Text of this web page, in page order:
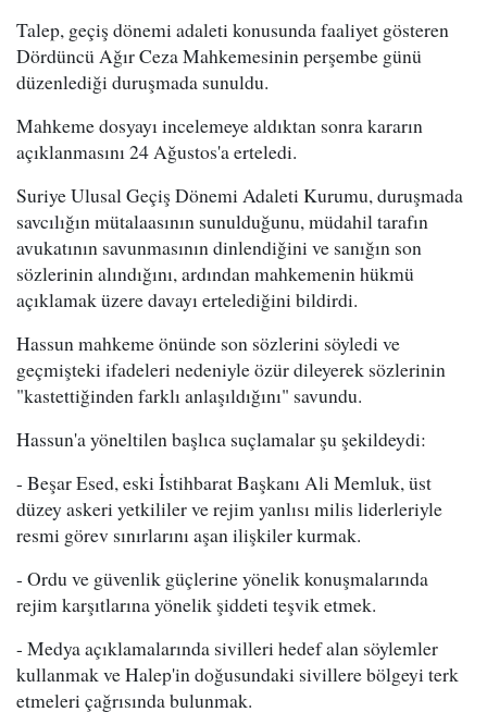
Talep, geçiş dönemi adaleti konusunda faaliyet gösteren
Dördüncü Ağır Ceza Mahkemesinin perşembe günü
düzenlediği duruşmada sunuldu.
Mahkeme dosyayı incelemeye aldıktan sonra kararın
açıklanmasını 24 Ağustos'a erteledi.
Suriye Ulusal Geçiş Dönemi Adaleti Kurumu, duruşmada
savcılığın mütalaasının sunulduğunu, müdahil tarafın
avukatının savunmasının dinlendiğini ve sanığın son
sözlerinin alındığını, ardından mahkemenin hükmü
açıklamak üzere davayı ertelediğini bildirdi.
Hassun mahkeme önünde son sözlerini söyledi ve
geçmişteki ifadeleri nedeniyle özür dileyerek sözlerinin
"kastettiğinden farklı anlaşıldığını" savundu.
Hassun'a yöneltilen başlıca suçlamalar şu şekildeydi:
- Beşar Esed, eski İstihbarat Başkanı Ali Memluk, üst
düzey askeri yetkililer ve rejim yanlısı milis liderleriyle
resmi görev sınırlarını aşan ilişkiler kurmak.
- Ordu ve güvenlik güçlerine yönelik konuşmalarında
rejim karşıtlarına yönelik şiddeti teşvik etmek.
- Medya açıklamalarında sivilleri hedef alan söylemler
kullanmak ve Halep'in doğusundaki sivillere bölgeyi terk
etmeleri çağrısında bulunmak.